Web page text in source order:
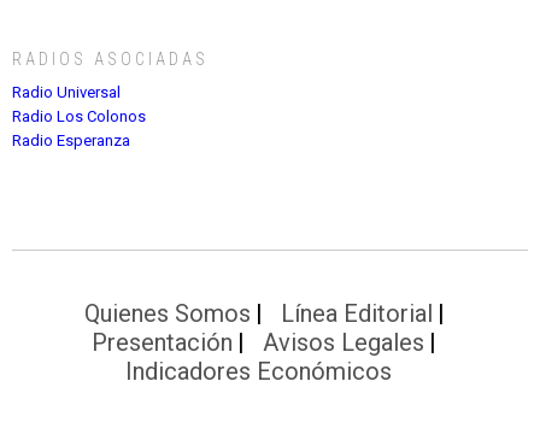
RADIOS ASOCIADAS
Radio Universal
Radio Los Colonos
Radio Esperanza
Quienes Somos
Línea Editorial
Presentación
Avisos Legales
Indicadores Económicos